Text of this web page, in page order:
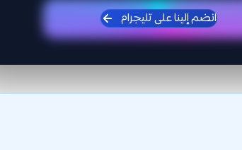
انضم إلينا على تليجرام